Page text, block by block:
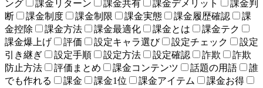
ング
課金リターン 課金共有 課金デメリット
課金判
断
課金制度 課金制限 課金実態 課金履歴確認
課
金控除
課金方法 課金最適化 課金とは
課金テク
課金爆上げ
評価 設定キャラ選び 設定チェック
設定
引き継ぎ
設定手順 設定方法 設定確認 詐欺
詐欺
防止方法
評価まとめ 課金コンテンツ 話題の用語
誰
でも作れる
課金 課金1位 課金アイテム
課金お得